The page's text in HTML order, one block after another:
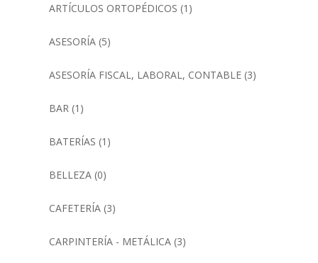
ARTÍCULOS ORTOPÉDICOS (1)
ASESORÍA(5)
ASESORÍA FISCAL, LABORAL, CONTABLE(3)
BAR (1)
BATERÍAS (1)
BELLEZA(0)
CAFETERÍA(3)
CARPINTERÍA - METÁLICA(3)